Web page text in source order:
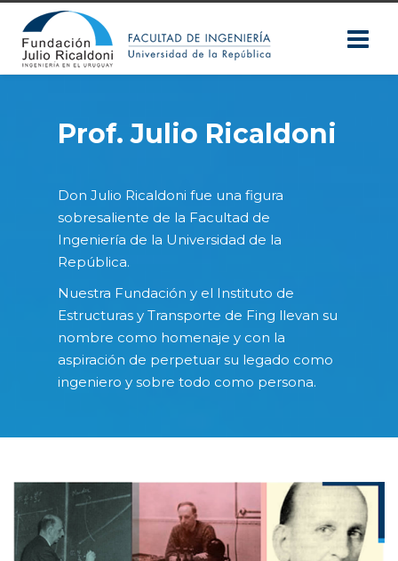
Prof. Julio Ricaldoni
Don Julio Ricaldoni fue una figura
sobresaliente de la Facultad de
Ingeniería de la Universidad de la
República.
Nuestra Fundación y el Instituto de
Estructuras y Transporte de Fing llevan su
nombre como homenaje y con la
aspiración de perpetuar su legado como
ingeniero y sobre todo como persona.